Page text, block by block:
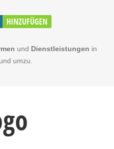
HINZUFÜGEN
und Dienstleistungen in
umzu.